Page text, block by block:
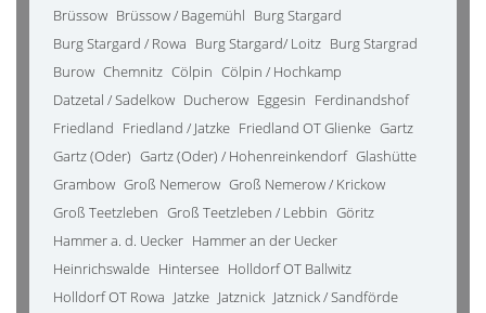
Brüssow Brüssow / Bagemühl Burg Stargard
Burg Stargard / Rowa Burg Stargard/ Loitz Burg Stargrad
Burow Chemnitz Cölpin Cölpin / Hochkamp
Datzetal / Sadelkow Ducherow Eggesin Ferdinandshof
Friedland Friedland / Jatzke Friedland OT Glienke Gartz
Gartz (Oder) Gartz (Oder) / Hohenreinkendorf Glashütte
Grambow Groß Nemerow Groß Nemerow / Krickow
Groß Teetzleben Groß Teetzleben / Lebbin Göritz
Hammer a. d. Uecker Hammer an der Uecker
Heinrichswalde Hintersee Holldorf OT Ballwitz
Holldorf OT Rowa Jatzke Jatznick Jatznick / Sandförde